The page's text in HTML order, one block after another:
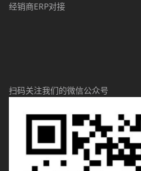
经销商ERP对接
扫码关注我们的微信公众号